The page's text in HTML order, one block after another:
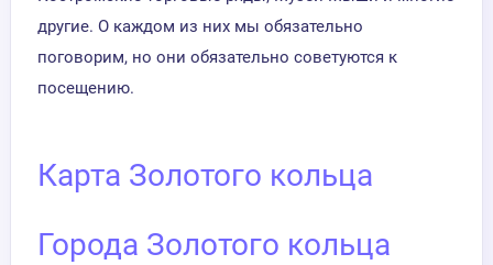
другие. О каждом из них мы обязательно
поговорим, но они обязательно советуются к
посещению.
Карта Золотого кольца
Города Золотого кольца